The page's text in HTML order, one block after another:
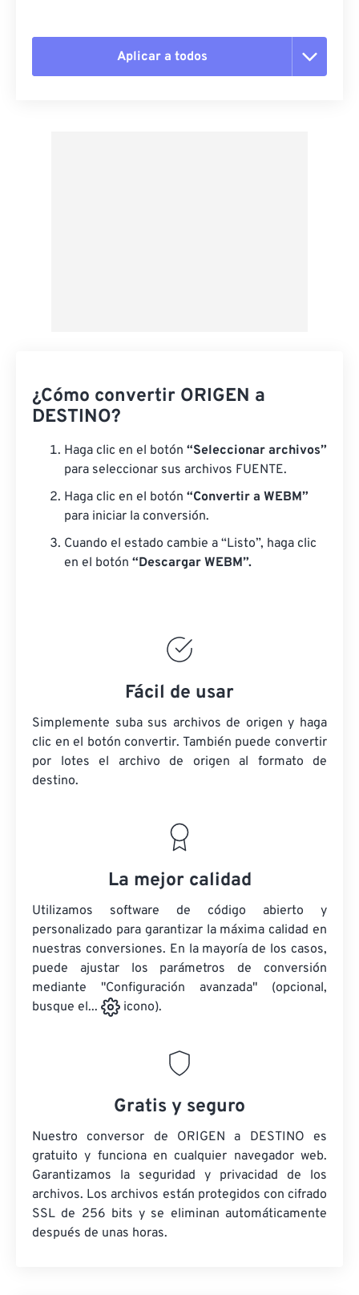
Aplicar a todos
¿Cómo convertir ORIGEN a
DESTINO?
Haga clic en el botón “Seleccionar archivos”
para seleccionar sus archivos FUENTE.
Haga clic en el botón “Convertir a WEBM”
para iniciar la conversión.
Cuando el estado cambie a “Listo”, haga clic
en el botón “Descargar WEBM”.
Fácil de usar
Simplemente suba sus archivos de origen y haga
clic en el botón convertir. También puede convertir
por lotes el archivo de origen al formato de
destino.
La mejor calidad
Utilizamos software de código abierto y
personalizado para garantizar la máxima calidad en
nuestras conversiones. En la mayoría de los casos,
puede ajustar los parámetros de conversión
mediante "Configuración avanzada" (opcional,
busque el...
icono).
Gratis y seguro
Nuestro conversor de ORIGEN a DESTINO es
gratuito y funciona en cualquier navegador web.
Garantizamos la seguridad y privacidad de los
archivos. Los archivos están protegidos con cifrado
SSL de 256 bits y se eliminan automáticamente
después de unas horas.